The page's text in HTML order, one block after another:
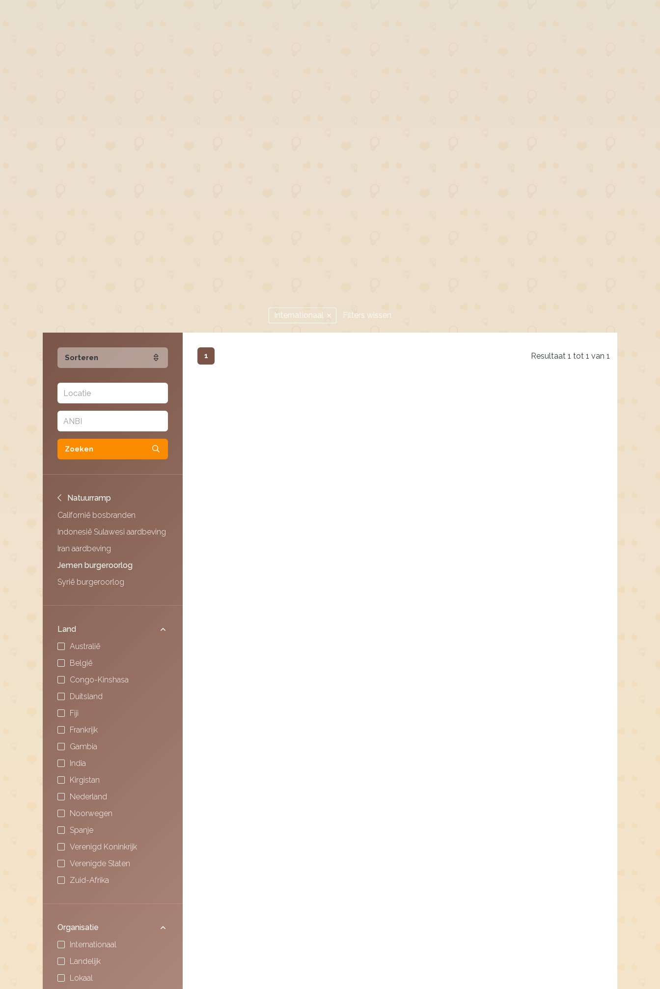
Internationaal Filters wissen
Sorteren
Zoeken
Natuurramp
Californië bosbranden
Indonesië Sulawesi aardbeving
Iran aardbeving
Jemen burgeroorlog
Syrië burgeroorlog
Land
Australië
België
Congo-Kinshasa
Duitsland
Fiji
Frankrijk
Gambia
India
Kirgistan
Nederland
Noorwegen
Spanje
Verenigd Koninkrijk
Verenigde Staten
Zuid-Afrika
Organisatie
Internationaal
Landelijk
Lokaal
1 Resultaat 1 tot 1 van 1